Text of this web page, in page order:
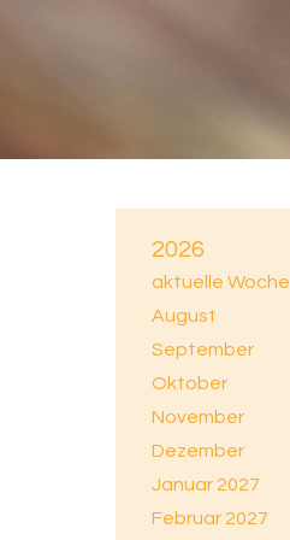
2026
aktuelle Woche
August
September
Oktober
November
Dezember
Januar 2027
Februar 2027